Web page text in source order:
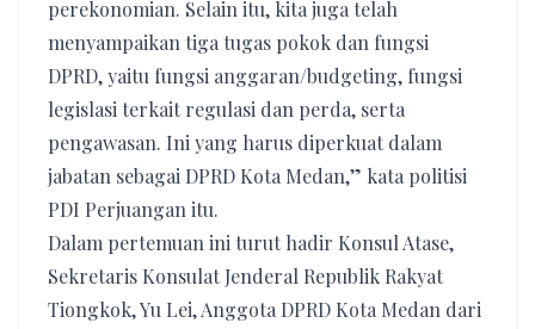
perekonomian. Selain itu, kita juga telah
menyampaikan tiga tugas pokok dan fungsi
DPRD, yaitu fungsi anggaran/budgeting, fungsi
legislasi terkait regulasi dan perda, serta
pengawasan. Ini yang harus diperkuat dalam
jabatan sebagai DPRD Kota Medan,” kata politisi
PDI Perjuangan itu.
Dalam pertemuan ini turut hadir Konsul Atase,
Sekretaris Konsulat Jenderal Republik Rakyat
Tiongkok, Yu Lei, Anggota DPRD Kota Medan dari